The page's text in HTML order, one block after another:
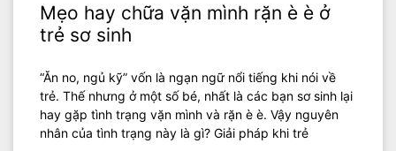
Mẹo hay chữa vặn mình rặn è è ở
trẻ sơ sinh
“Ăn no, ngủ kỹ” vốn là ngạn ngữ nổi tiếng khi nói về
trẻ. Thế nhưng ở một số bé, nhất là các bạn sơ sinh lại
hay gặp tình trạng vặn mình và rặn è è. Vậy nguyên
nhân của tình trạng này là gì? Giải pháp khi trẻ